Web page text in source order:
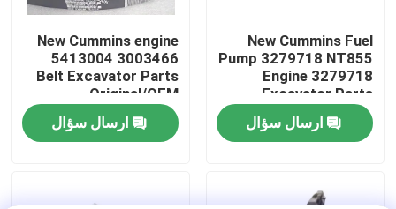
کنترل کیفیت
تماس با ما
New Cummins Fuel
Pump 3279718 NT855
Engine 3279718
Excavator Parts
Original/OEM
ارسال سؤال
New Cummins engine
5413004 3003466
Belt Excavator Parts
Original/OEM
ارسال سؤال